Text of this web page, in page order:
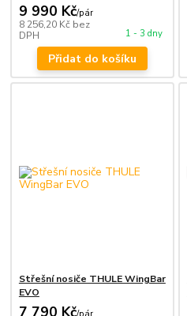
9 990 Kč/pár
8 256,20 Kč bez
DPH
1 - 3 dny
Přidat do košíku
Střešní nosiče THULE WingBar
EVO
7 790 Kč